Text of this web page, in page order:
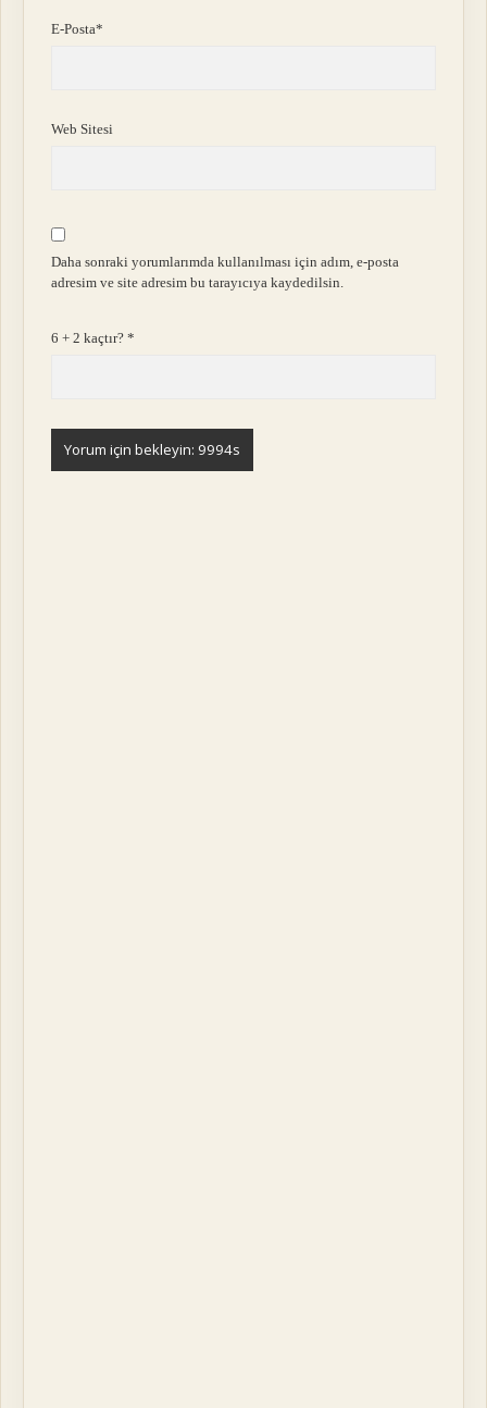
E-Posta*
Web Sitesi
Daha sonraki yorumlarımda kullanılması için adım, e-posta
adresim ve site adresim bu tarayıcıya kaydedilsin.
6 + 2 kaçtır?*